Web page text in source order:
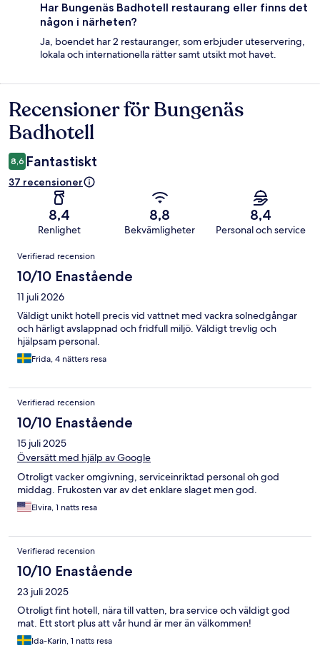
Har Bungenäs Badhotell restaurang eller finns det
någon i närheten?
Ja, boendet har 2 restauranger, som erbjuder uteservering,
lokala och internationella rätter samt utsikt mot havet.
Recensioner
Recensioner för Bungenäs
Badhotell
8,6 Fantastiskt
37 recensioner
8,4
Renlighet
8,8
Bekvämligheter
8,4
Personal och service
Recensioner
Verifierad recension
10/10 Enastående
11 juli 2026
Väldigt unikt hotell precis vid vattnet med vackra solnedgångar
och härligt avslappnad och fridfull miljö. Väldigt trevlig och
hjälpsam personal.
Frida, 4 nätters resa
Verifierad recension
10/10 Enastående
15 juli 2025
Översätt med hjälp av Google
Otroligt vacker omgivning, serviceinriktad personal oh god
middag. Frukosten var av det enklare slaget men god.
Elvira, 1 natts resa
Verifierad recension
10/10 Enastående
23 juli 2025
Otroligt fint hotell, nära till vatten, bra service och väldigt god
mat. Ett stort plus att vår hund är mer än välkommen!
Ida-Karin, 1 natts resa